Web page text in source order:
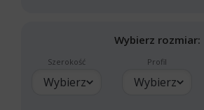
Wybierz rozmiar:
Szerokość
Wybierz
Profil
Wybierz